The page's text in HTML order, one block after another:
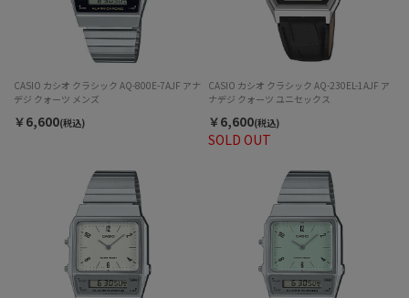
CASIO カシオ クラシック AQ-800E-7AJF アナ
デジ クォーツ メンズ
￥6,600(税込)
SOLD OUT
CASIO カシオ クラシック AQ-230EL-1AJF ア
ナデジ クォーツ ユニセックス
￥6,600(税込)